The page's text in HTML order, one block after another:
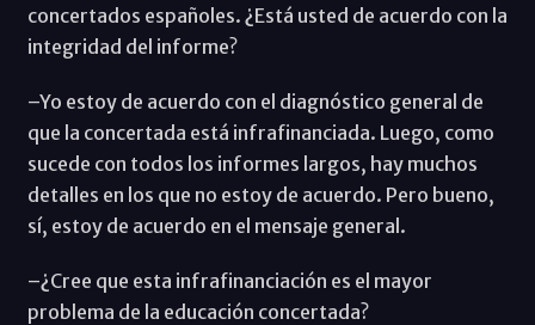
concertados españoles. ¿Está usted de acuerdo con la
integridad del informe?
–Yo estoy de acuerdo con el diagnóstico general de
que la concertada está infrafinanciada. Luego, como
sucede con todos los informes largos, hay muchos
detalles en los que no estoy de acuerdo. Pero bueno,
sí, estoy de acuerdo en el mensaje general.
–¿Cree que esta infrafinanciación es el mayor
problema de la educación concertada?